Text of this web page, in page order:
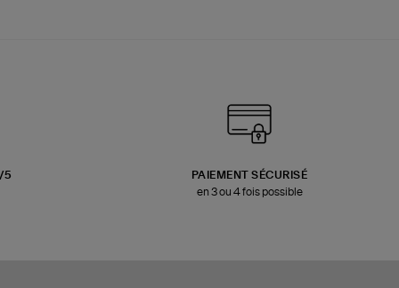
5
PAIEMENT SÉCURISÉ
en 3 ou 4 fois possible